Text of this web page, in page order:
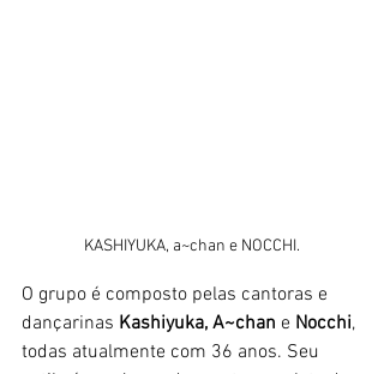
KASHIYUKA, a~chan e NOCCHI.
O grupo é composto pelas cantoras e
dançarinas Kashiyuka, A~chan e Nocchi,
todas atualmente com 36 anos. Seu